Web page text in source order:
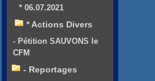
* 06.07.2021
* Actions Divers
- Pétition SAUVONS le
CFM
- Reportages